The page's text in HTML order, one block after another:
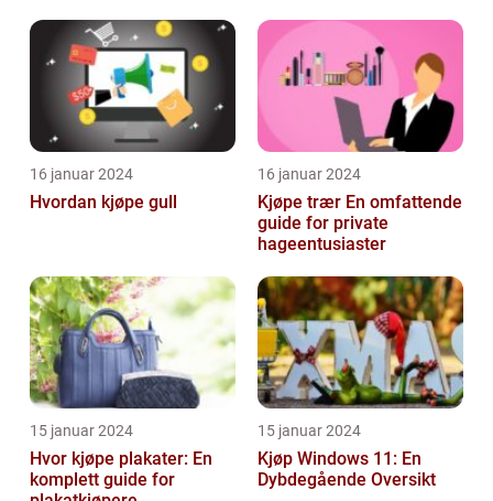
16 januar 2024
Hvordan kjøpe gull
16 januar 2024
Kjøpe trær En omfattende
guide for private
hageentusiaster
15 januar 2024
Hvor kjøpe plakater: En
komplett guide for
15 januar 2024
Kjøp Windows 11: En
Dybdegående Oversikt